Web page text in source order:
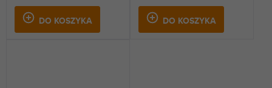
DO KOSZYKA DO KOSZYKA